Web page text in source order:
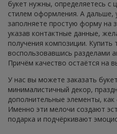
букет нужны, определяетесь с
стилем оформления. А дальше,
заполняете простую форму на
указав контактные данные,
получения композиции.
воспользовавшись разделами
Причём качество остаётся на
У нас вы можете заказать
минималистичный декор,
дополнительные элементы,
Именно эти мелочи создают
подарка и подчёркивают